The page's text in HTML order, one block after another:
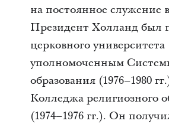
на постоянное служение
Президент Холланд был
церковного университета
уполномоченным
образования (1976–1980
Колледжа религиозного
(1974–1976 гг.). Он